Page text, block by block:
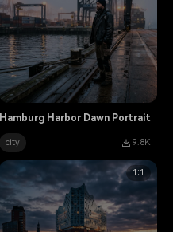
Hamburg Harbor Dawn Portrait
city 9.8K
1:1